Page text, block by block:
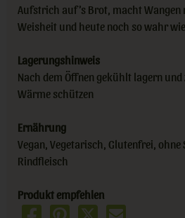
Aufstrich auf’s Brot, macht Wangen
Weisheit und heute noch so wahr
Lagerungshinweis
Nach dem Öffnen gekühlt lagern
Wärme schützen
Ernährung
Vegan, Vegetarisch, Glutenfrei,
Rindfleisch
Produkt empfehlen